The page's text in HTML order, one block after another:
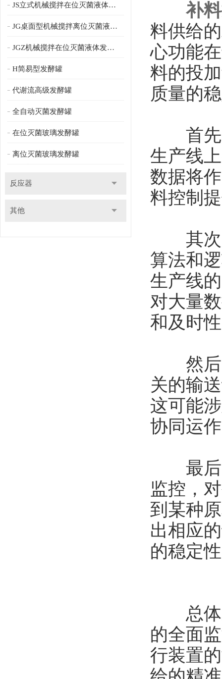
JS立式机械搅拌在位灭菌液体发酵罐
JG桌面型机械搅拌离位灭菌液体发酵罐
JGZ机械搅拌在位灭菌液体发酵罐
H简易型发酵罐
代谢流高级发酵罐
全自动灭菌发酵罐
在位灭菌玻璃发酵罐
离位灭菌玻璃发酵罐
反应器
其他
补
料供给
心功能
料的投
质量的
首先
生产线
数据将
料控制
其次
算法和
生产线
对大量
和及时
然后
关的输
这可能
协同运
最后
监控，
到某种
出相应
的稳定
总体
的全面
行装置